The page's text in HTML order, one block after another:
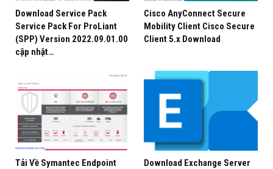
không phải lo lắng về các vấn đề bảo mật mới.
Download Service Pack
Service Pack For ProLiant
(SPP) Version 2022.09.01.00
cập nhật…
Cisco AnyConnect Secure
Mobility Client Cisco Secure
Client 5.x Download
Tải Về Symantec Endpoint
Download Exchange Server